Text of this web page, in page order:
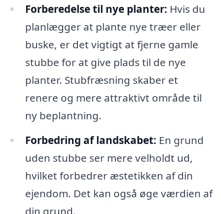
Forberedelse til nye planter: Hvis du
planlægger at plante nye træer eller
buske, er det vigtigt at fjerne gamle
stubbe for at give plads til de nye
planter. Stubfræsning skaber et
renere og mere attraktivt område til
ny beplantning.
Forbedring af landskabet: En grund
uden stubbe ser mere velholdt ud,
hvilket forbedrer æstetikken af din
ejendom. Det kan også øge værdien af
din grund.